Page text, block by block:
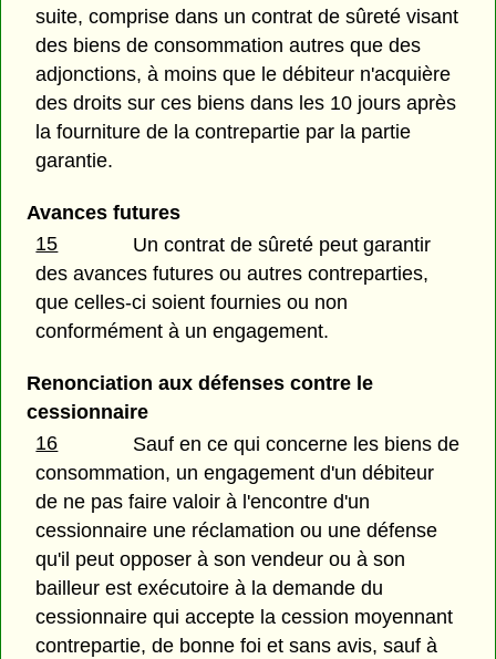
suite, comprise dans un contrat de sûreté visant
des biens de consommation autres que des
adjonctions, à moins que le débiteur n'acquière
des droits sur ces biens dans les 10 jours après
la fourniture de la contrepartie par la partie
garantie.
Avances futures
15
Un contrat de sûreté peut garantir
des avances futures ou autres contreparties,
que celles-ci soient fournies ou non
conformément à un engagement.
Renonciation aux défenses contre le
cessionnaire
16
Sauf en ce qui concerne les biens de
consommation, un engagement d'un débiteur
de ne pas faire valoir à l'encontre d'un
cessionnaire une réclamation ou une défense
qu'il peut opposer à son vendeur ou à son
bailleur est exécutoire à la demande du
cessionnaire qui accepte la cession moyennant
contrepartie, de bonne foi et sans avis, sauf à